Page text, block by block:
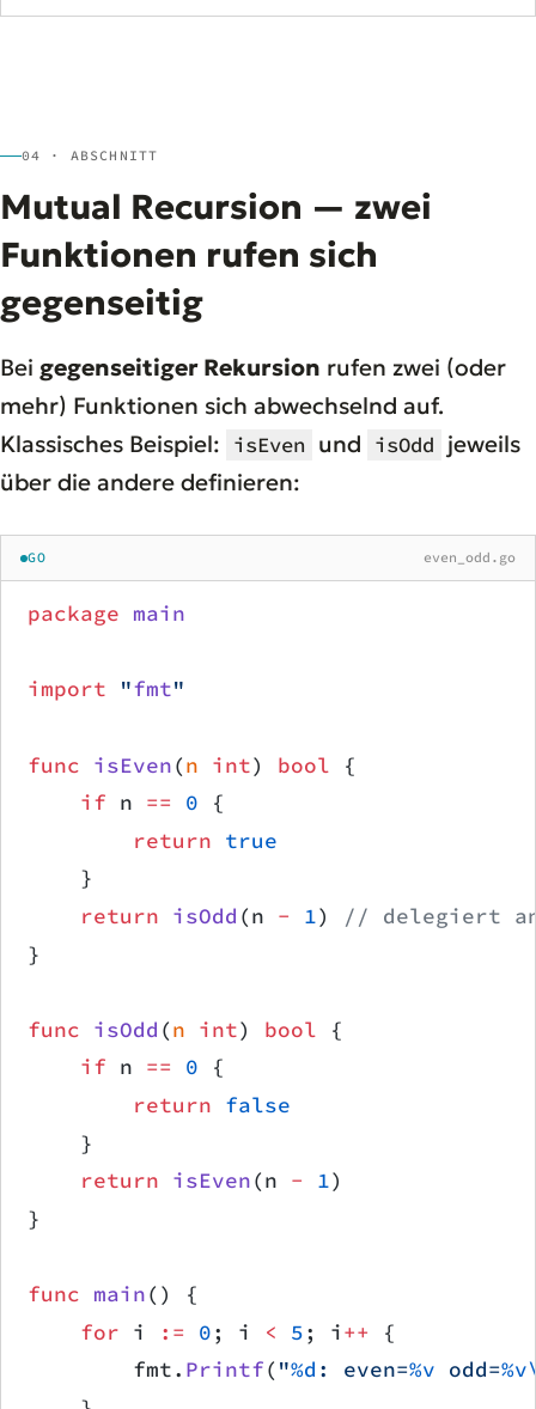
04 · ABSCHNITT
Mutual Recursion — zwei
Funktionen rufen sich
gegenseitig
Bei gegenseitiger Rekursion rufen zwei (oder
mehr) Funktionen sich abwechselnd auf.
Klassisches Beispiel: isEven und isOdd jeweils
über die andere definieren:
GO even_odd.go
package main
import "fmt"
func isEven(n int) bool {
    if
n == 0 {
        return
true
    }
    return
isOdd (n - 1)
// delegiert
}
func isOdd (n int) bool {
    if
n == 0 {
        return
false
    }
    return
isEven(n - 1)
}
func main() {
    for
i := 0; i < 5; i++ {
        fmt.
Printf( "%d : even=%v odd=